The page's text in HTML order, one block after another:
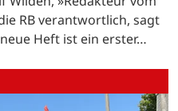
RB verantwortlich, sagt
Heft ist ein erster…